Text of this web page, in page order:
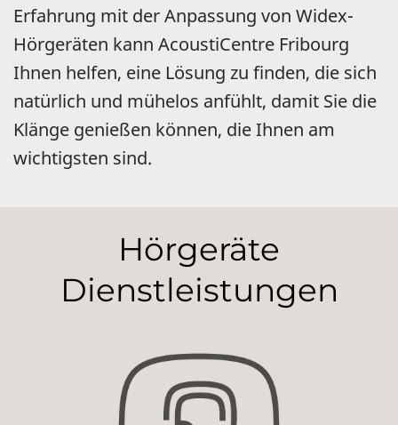
Erfahrung mit der Anpassung von Widex-
Hörgeräten kann AcoustiCentre Fribourg
Ihnen helfen, eine Lösung zu finden, die sich
natürlich und mühelos anfühlt, damit Sie die
Klänge genießen können, die Ihnen am
wichtigsten sind.
Hörgeräte
Dienstleistungen